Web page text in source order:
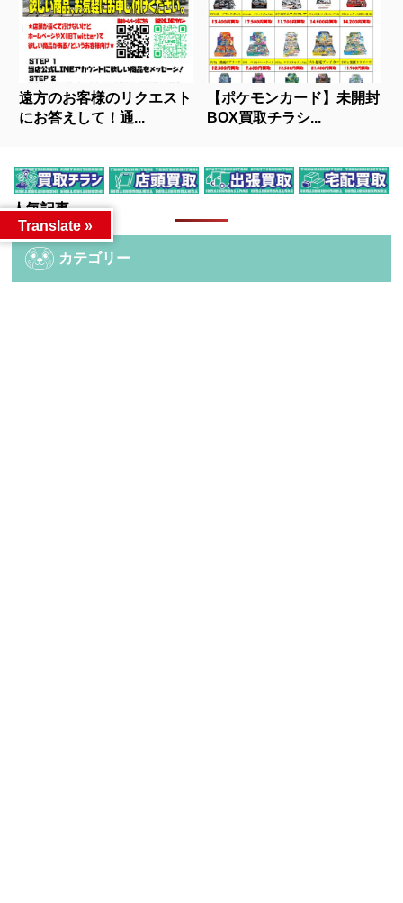
遠方のお客様のリクエスト
にお答えして！通...
【ポケモンカード】未開封
BOX買取チラシ...
人気記事
カテゴリー
Translate »